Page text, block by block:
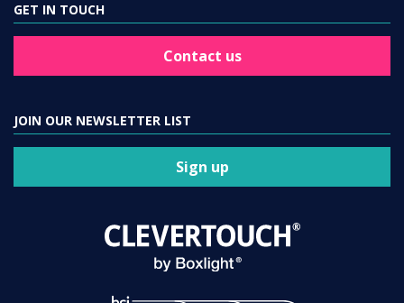
GET IN TOUCH
Contact us
JOIN OUR NEWSLETTER LIST
Sign up